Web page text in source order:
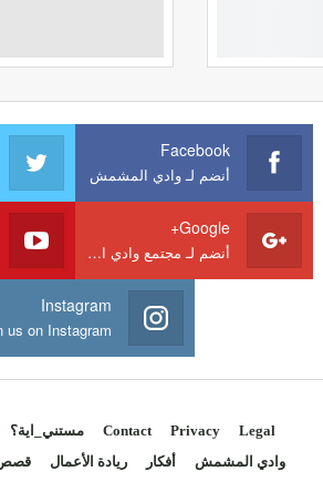
Facebook
أنضم لـ وادي المشمش
Google+
أنضم لـ مجتمع وادي المشمش
Instagram
us on Instagram
Legal
Privacy
Contact مستني_اية؟
وادي المشمش
أفكار ريادة الأعمال قصص